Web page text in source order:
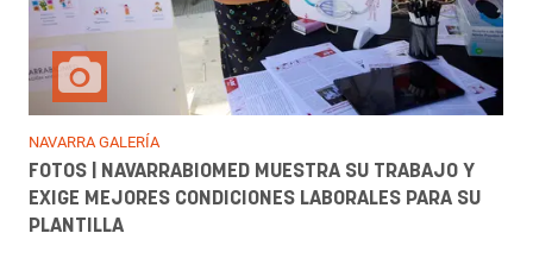
NAVARRA GALERÍA
FOTOS | NAVARRABIOMED MUESTRA SU TRABAJO Y
EXIGE MEJORES CONDICIONES LABORALES PARA SU
PLANTILLA